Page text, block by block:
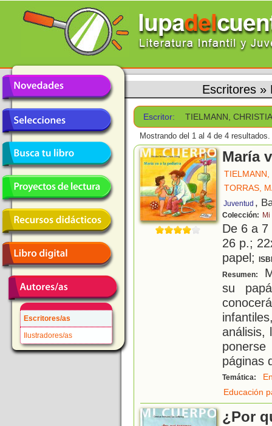
Escritores/as
Ilustradores/as
Escritores »
Escritor: TIELMANN,
Mostrando del 1 al 4 de 4 resultados.
María
TIELMANN,
TORRAS,
Juventud ,
Colección:
De 6 a
26 p.;
papel;
Resumen:
su
análisis,
ponerse
páginas
Temática:
Educación
¿Por